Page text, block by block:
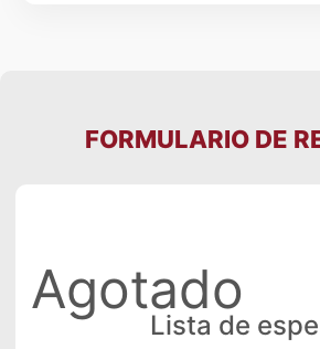
FORMULARIO DE
Agotado
Lista de